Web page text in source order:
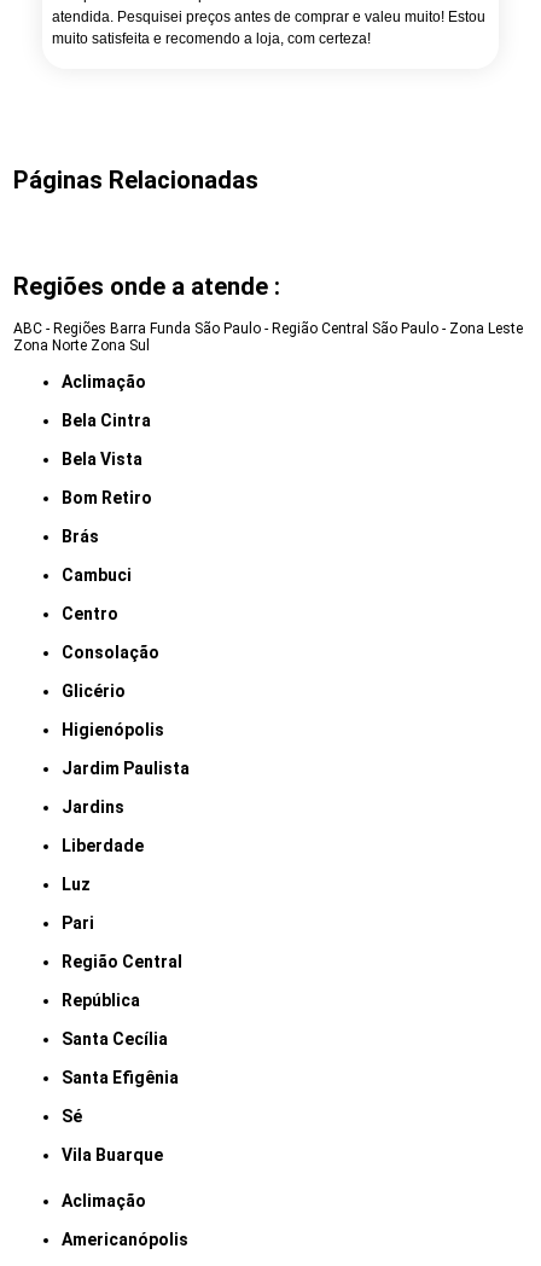
atendida. Pesquisei preços antes de comprar e valeu muito! Estou
muito satisfeita e recomendo a loja, com certeza!
Páginas Relacionadas
Regiões onde a atende :
ABC - Regiões Barra Funda São Paulo - Região Central São Paulo - Zona Leste
Zona Norte Zona Sul
Aclimação
Bela Cintra
Bela Vista
Bom Retiro
Brás
Cambuci
Centro
Consolação
Glicério
Higienópolis
Jardim Paulista
Jardins
Liberdade
Luz
Pari
Região Central
República
Santa Cecília
Santa Efigênia
Sé
Vila Buarque
Aclimação
Americanópolis